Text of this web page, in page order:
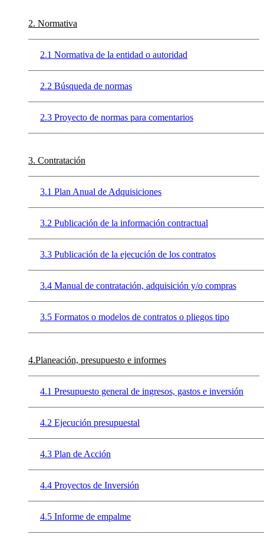
2. Normativa
2.1 Normativa de la entidad o autoridad
2.2 Búsqueda de normas
2.3 Proyecto de normas para comentarios
3. Contratación
3.1 Plan Anual de Adquisiciones
3.2 Publicación de la información contractual
3.3 Publicación de la ejecución de los contratos
3.4 Manual de contratación, adquisición y/o compras
3.5 Formatos o modelos de contratos o pliegos tipo
4.Planeación, presupuesto e informes
4.1 Presupuesto general de ingresos, gastos e inversión
4.2 Ejecución presupuestal
4.3 Plan de Acción
4.4 Proyectos de Inversión
4.5 Informe de empalme